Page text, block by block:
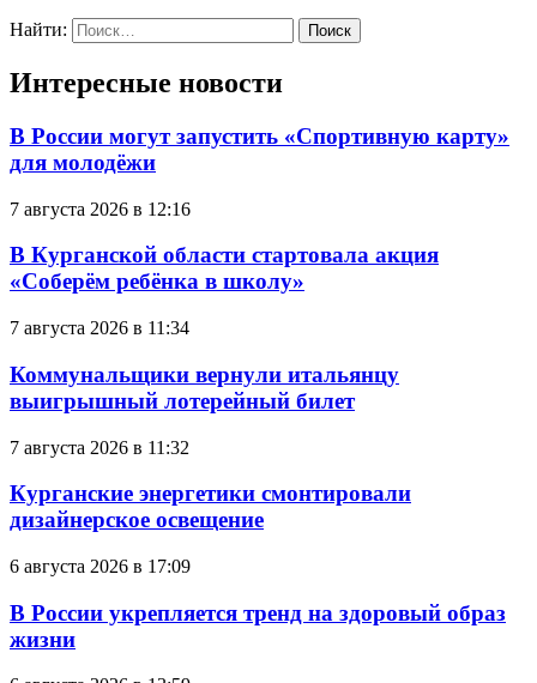
Найти:
Интересные новости
В России могут запустить «Спортивную карту»
для молодёжи
7 августа 2026 в 12:16
В Курганской области стартовала акция
«Соберём ребёнка в школу»
7 августа 2026 в 11:34
Коммунальщики вернули итальянцу
выигрышный лотерейный билет
7 августа 2026 в 11:32
Курганские энергетики смонтировали
дизайнерское освещение
6 августа 2026 в 17:09
В России укрепляется тренд на здоровый образ
жизни